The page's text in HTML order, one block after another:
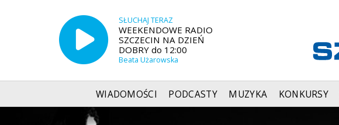
SŁUCHAJ TERAZ
WEEKENDOWE RADIO
SZCZECIN NA DZIEŃ
DOBRY do 12:00
Beata Użarowska
WIADOMOŚCI PODCASTY MUZYKA KONKURSY